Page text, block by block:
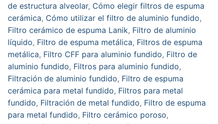
de estructura alveolar, Cómo elegir filtros de espuma
cerámica, Cómo utilizar el filtro de aluminio fundido,
Filtro cerámico de espuma Lanik, Filtro de aluminio
líquido, Filtro de espuma metálica, Filtros de espuma
metálica, Filtro CFF para aluminio fundido, Filtro de
aluminio fundido, Filtros para aluminio fundido,
Filtración de aluminio fundido, Filtro de espuma
cerámica para metal fundido, Filtros para metal
fundido, Filtración de metal fundido, Filtro de espuma
para metal fundido, Filtro cerámico poroso,